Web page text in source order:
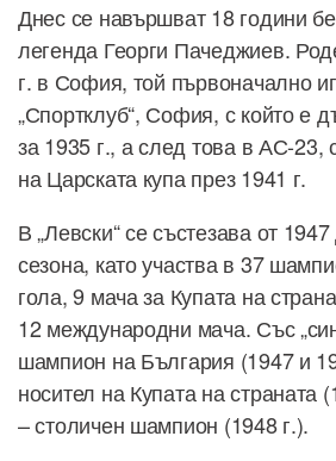
Днес се навършват 18 години
легенда Георги Пачеджиев.
г. в София, той първоначално
„Спортклуб“, София, с който е
за 1935 г., а след това в АС-23,
на Царската купа през 1941 г.
В „Левски“ се състезава от
сезона, като участва в 37
гола, 9 мача за Купата на
12 международни мача. Със
шампион на България (1947 и
носител на Купата на страната
– столичен шампион (1948 г.).